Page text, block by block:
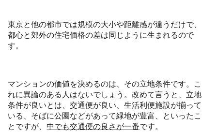
東京と他の都市では規模の大小や距離感が違うだけで、
都心と郊外の住宅価格の差は同じように生まれるので
す。
マンションの価値を決めるのは、その立地条件です。こ
れに異論のある人はないでしょう。改めて言うと、立地
条件が良いとは、交通便が良い、生活利便施設が揃って
いる、そばに公園などがあって緑地が豊富、といったこ
とですが、中でも交通便の良さが一番です。